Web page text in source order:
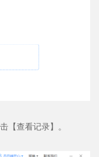
【查看记录】。